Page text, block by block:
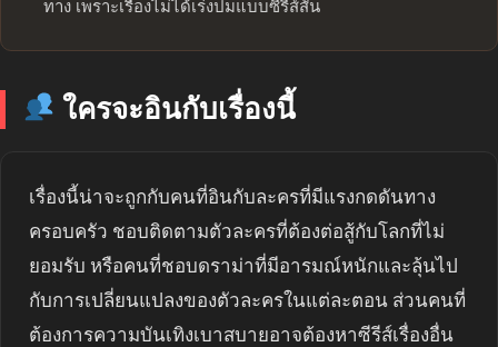
ทาง เพราะเรื่องไม่ได้เร่งปมแบบซีรีส์สั้น
ใครจะอินกับเรื่องนี้
เรื่องนี้น่าจะถูกกับคนที่อินกับละครที่มีแรงกดดันทาง
ครอบครัว ชอบติดตามตัวละครที่ต้องต่อสู้กับโลกที่ไม่
ยอมรับ หรือคนที่ชอบดราม่าที่มีอารมณ์หนักและลุ้นไป
กับการเปลี่ยนแปลงของตัวละครในแต่ละตอน ส่วนคนที่
ต้องการความบันเทิงเบาสบายอาจต้องหาซีรีส์เรื่องอื่น